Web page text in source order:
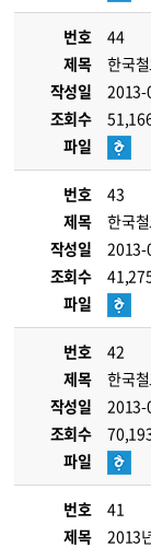
번호
44
제목
한국
작성일
2013-
조회수
파일
번호
43
제목
한국
작성일
2013-
조회수
파일
번호
42
제목
한국
작성일
2013-
조회수
파일
번호
41
제목
2013